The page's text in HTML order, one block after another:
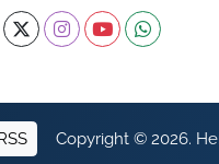
Copyright © 2026. Her